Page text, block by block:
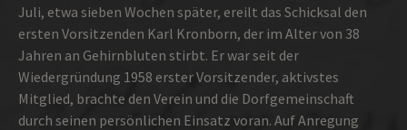
Juli, etwa sieben Wochen später, ereilt das Schicksal den
ersten Vorsitzenden Karl Kronborn, der im Alter von 38
Jahren an Gehirnbluten stirbt. Er war seit der
Wiedergründung 1958 erster Vorsitzender, aktivstes
Mitglied, brachte den Verein und die Dorf­gemeinschaft
durch seinen persönlichen Einsatz voran. Auf Anregung